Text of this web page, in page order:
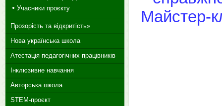
Майстер-
Учасники проєкту
Прозорість та відкритість»
Нова українська школа
Атестація педагогічних працівників
Інклюзивне навчання
Авторська школа
STEM-проєкт